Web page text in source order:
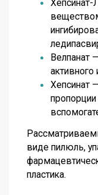
Велпанат
активного
Хепсинат
виде пилюль,
пластика.